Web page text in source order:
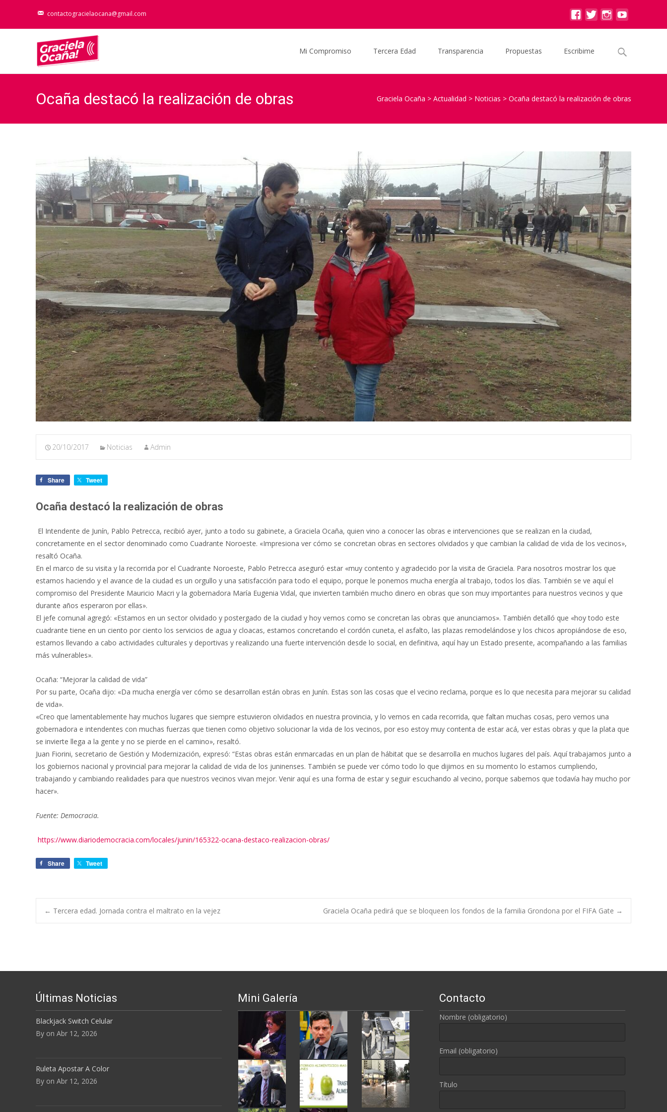
contactogracielaocana@gmail.com
Mi Compromiso
Tercera Edad Transparencia Propuestas Escribime
Buscar
Ocaña destacó la realización de obras Graciela Ocaña > Actualidad > Noticias > Ocaña destacó la realización de obras
20/10/2017 Noticias Admin
Share Tweet
Ocaña destacó la realización de obras
El Intendente de Junín, Pablo Petrecca, recibió ayer, junto a todo su gabinete, a Graciela Ocaña, quien vino a conocer las obras e intervenciones que se realizan en la ciudad,
concretamente en el sector denominado como Cuadrante Noroeste. «Impresiona ver cómo se concretan obras en sectores olvidados y que cambian la calidad de vida de los vecinos»,
resaltó Ocaña.
En el marco de su visita y la recorrida por el Cuadrante Noroeste, Pablo Petrecca aseguró estar «muy contento y agradecido por la visita de Graciela. Para nosotros mostrar los que
estamos haciendo y el avance de la ciudad es un orgullo y una satisfacción para todo el equipo, porque le ponemos mucha energía al trabajo, todos los días. También se ve aquí el
compromiso del Presidente Mauricio Macri y la gobernadora María Eugenia Vidal, que invierten también mucho dinero en obras que son muy importantes para nuestros vecinos y que
durante años esperaron por ellas».
El jefe comunal agregó: «Estamos en un sector olvidado y postergado de la ciudad y hoy vemos como se concretan las obras que anunciamos». También detalló que «hoy todo este
cuadrante tiene en un ciento por ciento los servicios de agua y cloacas, estamos concretando el cordón cuneta, el asfalto, las plazas remodelándose y los chicos apropiándose de eso,
estamos llevando a cabo actividades culturales y deportivas y realizando una fuerte intervención desde lo social, en definitiva, aquí hay un Estado presente, acompañando a las familias
más vulnerables».
Ocaña: “Mejorar la calidad de vida”
Por su parte, Ocaña dijo: «Da mucha energía ver cómo se desarrollan están obras en Junín. Estas son las cosas que el vecino reclama, porque es lo que necesita para mejorar su calidad
de vida».
«Creo que lamentablemente hay muchos lugares que siempre estuvieron olvidados en nuestra provincia, y lo vemos en cada recorrida, que faltan muchas cosas, pero vemos una
gobernadora e intendentes con muchas fuerzas que tienen como objetivo solucionar la vida de los vecinos, por eso estoy muy contenta de estar acá, ver estas obras y que la plata que
se invierte llega a la gente y no se pierde en el camino», resaltó.
Juan Fiorini, secretario de Gestión y Modernización, expresó: “Estas obras están enmarcadas en un plan de hábitat que se desarrolla en muchos lugares del país. Aquí trabajamos junto a
los gobiernos nacional y provincial para mejorar la calidad de vida de los juninenses. También se puede ver cómo todo lo que dijimos en su momento lo estamos cumpliendo,
trabajando y cambiando realidades para que nuestros vecinos vivan mejor. Venir aquí es una forma de estar y seguir escuchando al vecino, porque sabemos que todavía hay mucho por
hacer».
Fuente: Democracia.
https://www.diariodemocracia.com/locales/junin/165322-ocana-destaco-realizacion-obras/
Share Tweet
← Tercera edad. Jornada contra el maltrato en la vejez Graciela Ocaña pedirá que se bloqueen los fondos de la familia Grondona por el FIFA Gate →
Últimas Noticias
Blackjack Switch Celular
By on Abr 12, 2026
Ruleta Apostar A Color
By on Abr 12, 2026
Mini Galería Contacto
Nombre (obligatorio)
Email (obligatorio)
Título